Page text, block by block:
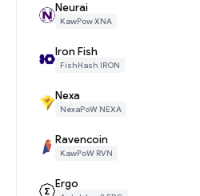
Neurai
KawPow XNA
Iron Fish
FishHash IRON
Nexa
NexaPoW NEXA
Ravencoin
KawPoW RVN
Ergo